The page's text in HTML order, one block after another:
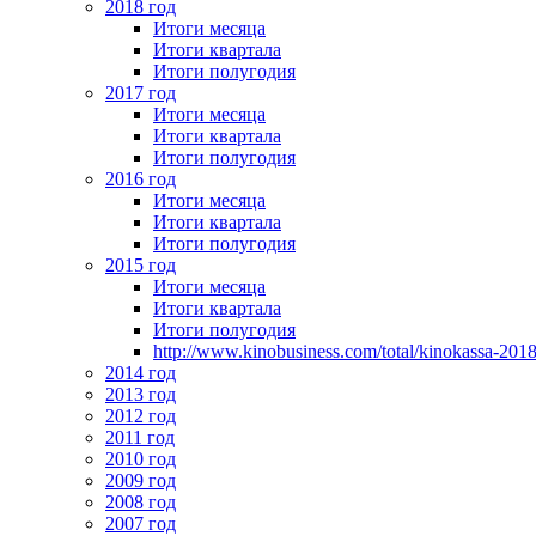
2018 год
Итоги месяца
Итоги квартала
Итоги полугодия
2017 год
Итоги месяца
Итоги квартала
Итоги полугодия
2016 год
Итоги месяца
Итоги квартала
Итоги полугодия
2015 год
Итоги месяца
Итоги квартала
Итоги полугодия
http://www.kinobusiness.com/total/kinokassa-
2014 год
2013 год
2012 год
2011 год
2010 год
2009 год
2008 год
2007 год